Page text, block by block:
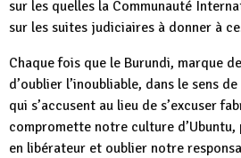
sur les quelles la Communauté
sur les suites judiciaires à donner à
Chaque fois que le Burundi, marque
d’oublier l’inoubliable, dans le sens
qui s’accusent au lieu de s’excuser
compromette notre culture
en libérateur et oublier notre